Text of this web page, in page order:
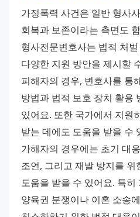
가정폭력 사건은 일반 형사
회복과 보존이라는 측면도
형사전문변호사는 법적 처
다양한 지원 방안을 제시할
피해자의 경우, 변호사를 통
방법과 법적 보호 장치 활용
있어요. 또한 국가에서 지원
받는 데에도 도움을 받을 수
가해자의 경우에는 초기 대
조언, 그리고 재발 방지를 위
도움을 받을 수 있어요. 특
양육권 분쟁이나 이혼 소송